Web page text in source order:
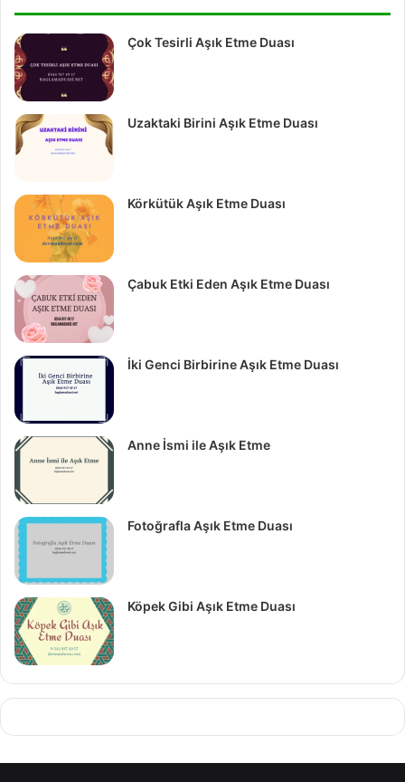
Çok Tesirli Aşık Etme Duası
Uzaktaki Birini Aşık Etme Duası
Körkütük Aşık Etme Duası
Çabuk Etki Eden Aşık Etme Duası
İki Genci Birbirine Aşık Etme Duası
Anne İsmi ile Aşık Etme
Fotoğrafla Aşık Etme Duası
Köpek Gibi Aşık Etme Duası